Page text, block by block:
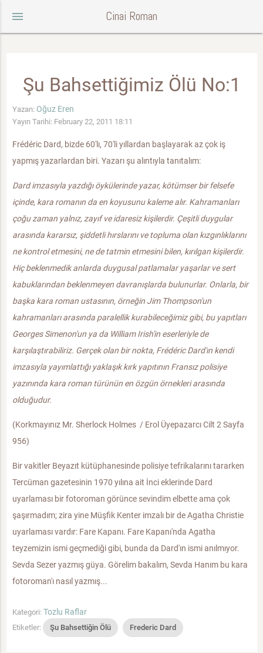
menu Cinai Roman
Şu Bahsettiğimiz Ölü No:1
Yazan: Oğuz Eren
Yayın Tarihi: February 22, 2011 18:11
Frédéric Dard, bizde 60'lı, 70'li yıllardan başlayarak az çok iş
yapmış yazarlardan biri. Yazarı şu alıntıyla tanıtalım:
Dard imzasıyla yazdığı öykülerinde yazar, kötümser bir felsefe
içinde, kara romanın da en koyusunu kaleme alır. Kahramanları
çoğu zaman yalnız, zayıf ve idaresiz kişilerdir. Çeşitli duygular
arasında kararsız, şiddetli hırslarını ve topluma olan kızgınlıklarını
ne kontrol etmesini, ne de tatmin etmesini bilen, kırılgan kişilerdir.
Hiç beklenmedik anlarda duygusal patlamalar yaşarlar ve sert
kabuklarından beklenmeyen davranışlarda bulunurlar. Onlarla, bir
başka kara roman ustasının, örneğin Jim Thompson'un
kahramanları arasında paralellik kurabileceğimiz gibi, bu yapıtları
Georges Simenon'un ya da William Irish'in eserleriyle de
karşılaştırabiliriz. Gerçek olan bir nokta, Frédéric Dard'ın kendi
imzasıyla yayımlattığı yaklaşık kırk yapıtının Fransız polisiye
yazınında kara roman türünün en özgün örnekleri arasında
olduğudur.
(Korkmayınız Mr. Sherlock Holmes / Erol Üyepazarcı Cilt 2 Sayfa
956)
Bir vakitler Beyazıt kütüphanesinde polisiye tefrikalarını tararken
Tercüman gazetesinin 1970 yılına ait İnci eklerinde Dard
uyarlaması bir fotoroman görünce sevindim elbette ama çok
şaşırmadım; zira yine Müşfik Kenter imzalı bir de Agatha Christie
uyarlaması vardır: Fare Kapanı. Fare Kapanı'nda Agatha
teyzemizin ismi geçmediği gibi, bunda da Dard'ın ismi anılmıyor.
Sevda Sezer yazmış güya. Görelim bakalım, Sevda Hanım bu kara
fotoroman'ı nasıl yazmış...
Kategori: Tozlu Raflar
Etiketler: Şu Bahsettiğin Ölü Frederic Dard